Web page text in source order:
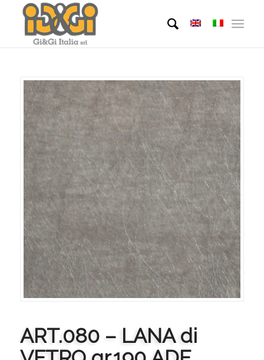
ART.080 – LANA di